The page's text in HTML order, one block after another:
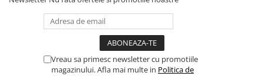
Sapun de maini profesional
Sisteme de dozaj profesionale
Solutii curatenie super
Vreau sa primesc newsletter cu promotiile
magazinului. Afla mai multe in Politica de